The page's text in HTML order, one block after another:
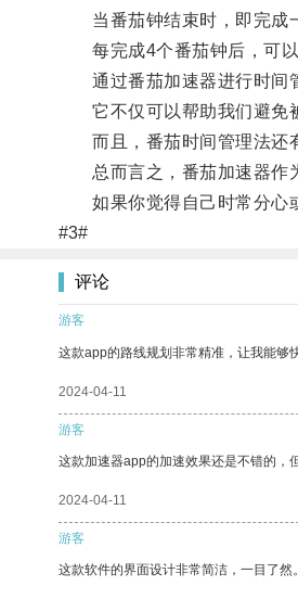
当番茄钟结束时，即完成一
每完成4个番茄钟后，可以
通过番茄加速器进行时间管
它不仅可以帮助我们避免被
而且，番茄时间管理法还有
总而言之，番茄加速器作为
如果你觉得自己时常分心或
#3#
评论
游客
这款app的路线规划非常精准，让我能够
2024-04-11
游客
这款加速器app的加速效果还是不错的，
2024-04-11
游客
这款软件的界面设计非常简洁，一目了然。